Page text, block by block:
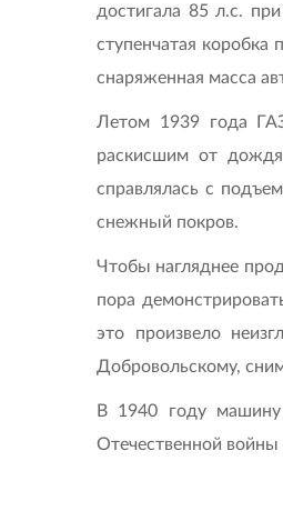
достигала 85 л.с.
ступенчатая коробка
снаряженная масса
Летом 1939 года
раскисшим от дождя
справлялась с
снежный покров.
Чтобы нагляднее
пора
это произвело
Добровольскому,
В 1940 году машину
Отечественной войны